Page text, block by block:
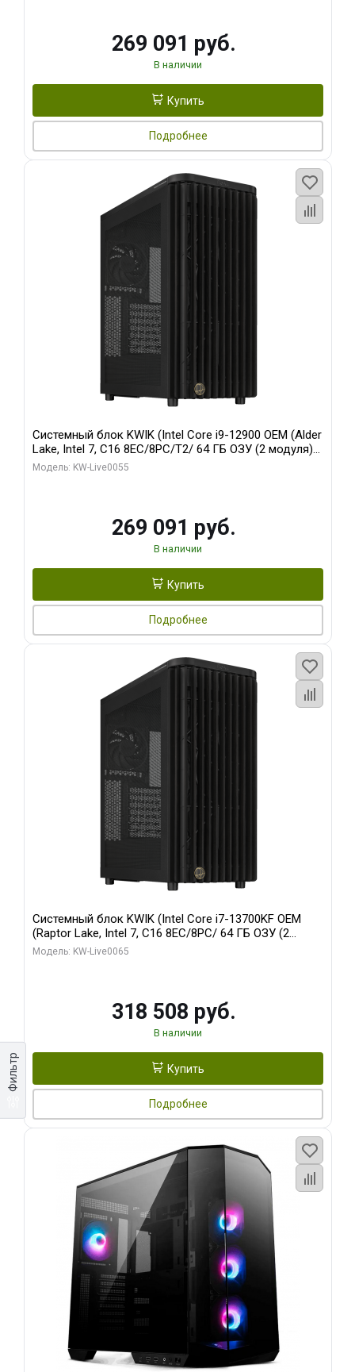
Фильтр
269 091 руб.
В наличии
Купить
Подробнее
Системный блок KWIK (Intel Core i9-12900 OEM (Alder
Lake, Intel 7, C16 8EC/8PC/T2/ 64 ГБ ОЗУ (2 модуля)/
MSI RTX5080 SHADOW 3X OC 16GB GDDR7 256bit 3xDP
Модель: KW-Live0055
269 091 руб.
В наличии
Купить
Подробнее
Системный блок KWIK (Intel Core i7-13700KF OEM
(Raptor Lake, Intel 7, C16 8EC/8PC/ 64 ГБ ОЗУ (2
модуля)/ ASUS RTX5080 PROART OC 16GB GDDR7
Модель: KW-Live0065
318 508 руб.
В наличии
Купить
Подробнее